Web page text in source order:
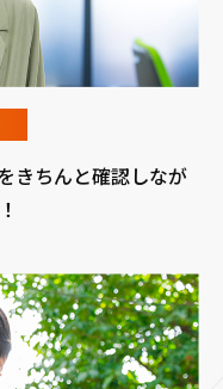
きちんと確認しなが